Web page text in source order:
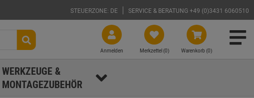
STEUERZONE: DE SERVICE & BERATUNG +49 (0)3431 6060510
Warenkorb (0)
Merkzettel (0)
Anmelden
WERKZEUGE &
MONTAGEZUBEHÖR